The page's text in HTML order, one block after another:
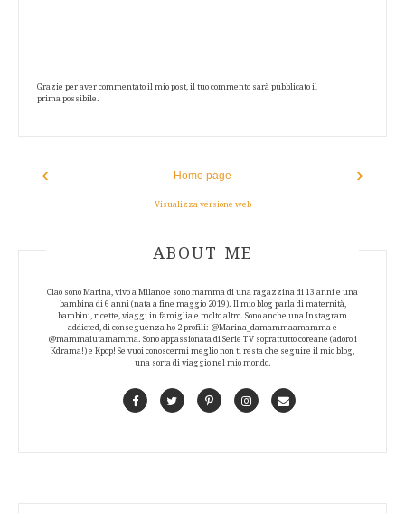
Grazie per aver commentato il mio post, il tuo commento sarà pubblicato il
prima possibile.
‹ ›
Home page
Visualizza versione web
ABOUT AUTHOR
ABOUT ME
Ciao sono Marina, vivo a Milano e sono mamma di una ragazzina di 13 anni e una
bambina di 6 anni (nata a fine maggio 2019). Il mio blog parla di maternità,
bambini, ricette, viaggi in famiglia e molto altro. Sono anche una Instagram
addicted, di conseguenza ho 2 profili: @Marina_damammaamamma e
@mammaiutamamma. Sono appassionata di Serie TV soprattutto coreane (adoro i
Kdrama!) e Kpop! Se vuoi conoscermi meglio non ti resta che seguire il mio blog,
una sorta di viaggio nel mio mondo.
FacebookTwitterPinterestInstagramContact